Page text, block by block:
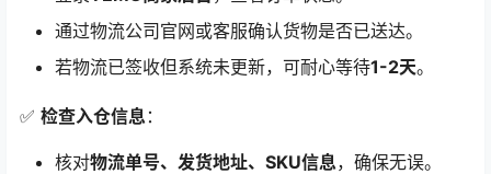
通过物流公司官网或客服确认货物是否已送达。
若物流已签收但系统未更新，可耐心等待1-2天。
✅ 检查入仓信息 ：
核对物流单号、发货地址、SKU信息，确保无误。